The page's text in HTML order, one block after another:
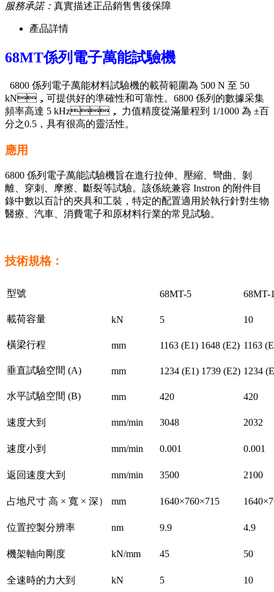
服務承諾： 真實描述正品銷售售後保障
產品詳情
68MT係列電子萬能試驗機
6800 係列電子萬能材料試驗機的載荷範圍為 500 N 至 50
kN，可提供好的準確性和可靠性。6800 係列的數據采集
頻率高達 5 kHz， 力值精度從滿量程到 1/1000 為 ±百
分之0.5，具有很高的靈活性。
應用
6800 係列電子萬能試驗機旨在進行拉伸、壓縮、彎曲、剝
離、穿刺、摩擦、斷裂等試驗。該係統兼容 Instron 的附件目
錄中數以百計的夾具和工裝，特定的配置適用於執行針對生物
醫療、汽車、消費電子和原材料行業的常見試驗。
技術規格：
型號 68MT-5 68MT-
載荷容量 kN 5 10
橫梁行程 mm 1163 (E1) 1648 (E2) 1163
垂直試驗空間 (A) mm 1234 (E1) 1739 (E2) 1234
水平試驗空間 (B) mm 420 420
速度大到 mm/min 3048 2032
速度小到 mm/min 0.001 0.001
返回速度大到 mm/min 3500 2100
占地尺寸 高 × 寬 × 深） mm 1640×760×715
位置控製分辨率 nm 9.9 4.9
機架軸向剛度 kN/mm 45 50
全速時的力大到 kN 5 10